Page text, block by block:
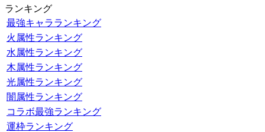
ランキング
最強キャラランキング
火属性ランキング
水属性ランキング
木属性ランキング
光属性ランキング
闇属性ランキング
コラボ最強ランキング
運枠ランキング